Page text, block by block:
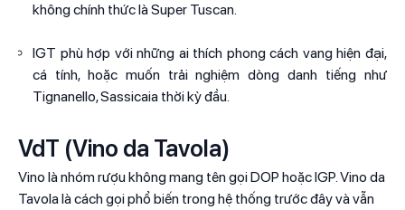
không chính thức là Super Tuscan.
IGT phù hợp với những ai thích phong cách vang hiện đại,
cá tính, hoặc muốn trải nghiệm dòng danh tiếng như
Tignanello, Sassicaia thời kỳ đầu.
VdT (Vino da Tavola)
Vino là nhóm rượu không mang tên gọi DOP hoặc IGP. Vino da
Tavola là cách gọi phổ biến trong hệ thống trước đây và vẫn